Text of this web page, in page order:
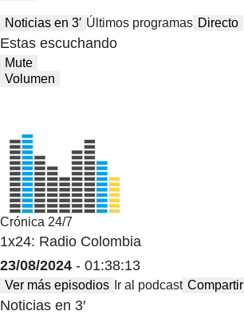
Noticias en 3′ Últimos programas Directo
Estas escuchando
Mute
Volumen
Crónica 24/7
1x24: Radio Colombia
23/08/2024 - 01:38:13
Ver más episodios Ir al podcast Compartir
Noticias en 3′